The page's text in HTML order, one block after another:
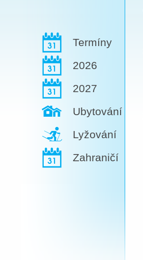
Termíny
2026
2027
Ubytování
Lyžování
Zahraničí